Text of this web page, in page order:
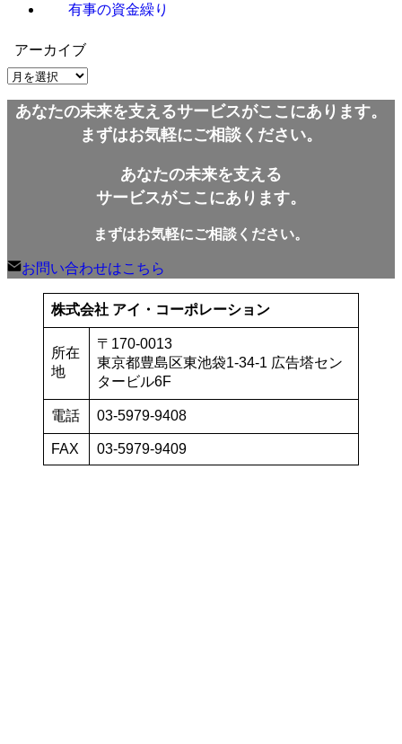
有事の資金繰り
アーカイブ
ア
カあなたの未来を支えるサービスがここにあります。
まずはお気軽にご相談ください。
あなたの未来を支える
サービスがここにあります。
まずはお気軽にご相談ください。
お問い合わせはこちら
株式会社 アイ・コーポレーション
所在
地
〒170-0013
東京都豊島区東池袋1-34-1 広告塔セン
タービル6F
電話 03-5979-9408
FAX 03-5979-9409